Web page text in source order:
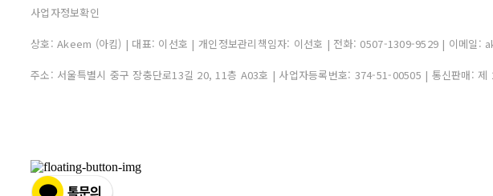
사업자정보확인
상호: Akeem (아킴) | 대표: 이선호 | 개인정보관리책임자: 이선호 | 전화: 0507-1309-9529 | 이메
주소: 서울특별시 중구 장충단로13길 20, 11층 A03호 | 사업자등록번호: 374-51-00505 | 통신판매: 제